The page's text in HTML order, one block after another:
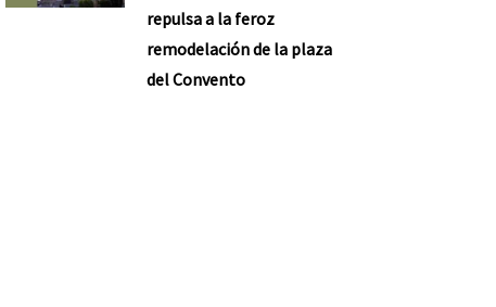
repulsa a la feroz
remodelación de la plaza
del Convento